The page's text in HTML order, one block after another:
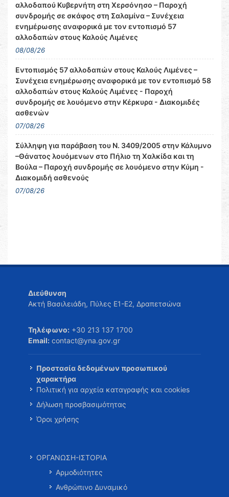
αλλοδαπού Κυβερνήτη στη Χερσόνησο – Παροχή
συνδρομής σε σκάφος στη Σαλαμίνα – Συνέχεια
ενημέρωσης αναφορικά με τον εντοπισμό 57
αλλοδαπών στους Καλούς Λιμένες
08/08/26
Εντοπισμός 57 αλλοδαπών στους Καλούς Λιμένες –
Συνέχεια ενημέρωσης αναφορικά με τον εντοπισμό 58
αλλοδαπών στους Καλούς Λιμένες - Παροχή
συνδρομής σε λουόμενο στην Κέρκυρα - Διακομιδές
ασθενών
07/08/26
Σύλληψη για παράβαση του Ν. 3409/2005 στην Κάλυμνο
–Θάνατος λουόμενων στο Πήλιο τη Χαλκίδα και τη
Βούλα – Παροχή συνδρομής σε λουόμενο στην Κύμη -
Διακομιδή ασθενούς
07/08/26
Διεύθυνση
Ακτή Βασιλειάδη, Πύλες Ε1-Ε2, Δραπετσώνα
Τηλέφωνο: +30 213 137 1700
Email: contact@yna.gov.gr
Προστασία δεδομένων προσωπικού
χαρακτήρα
Πολιτική για αρχεία καταγραφής και cookies
Δήλωση προσβασιμότητας
Όροι χρήσης
ΟΡΓΑΝΩΣΗ-ΙΣΤΟΡΙΑ
Αρμοδιότητες
Ανθρώπινο Δυναμικό